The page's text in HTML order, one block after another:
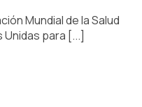
Mundial de la Salud
Unidas para [...]